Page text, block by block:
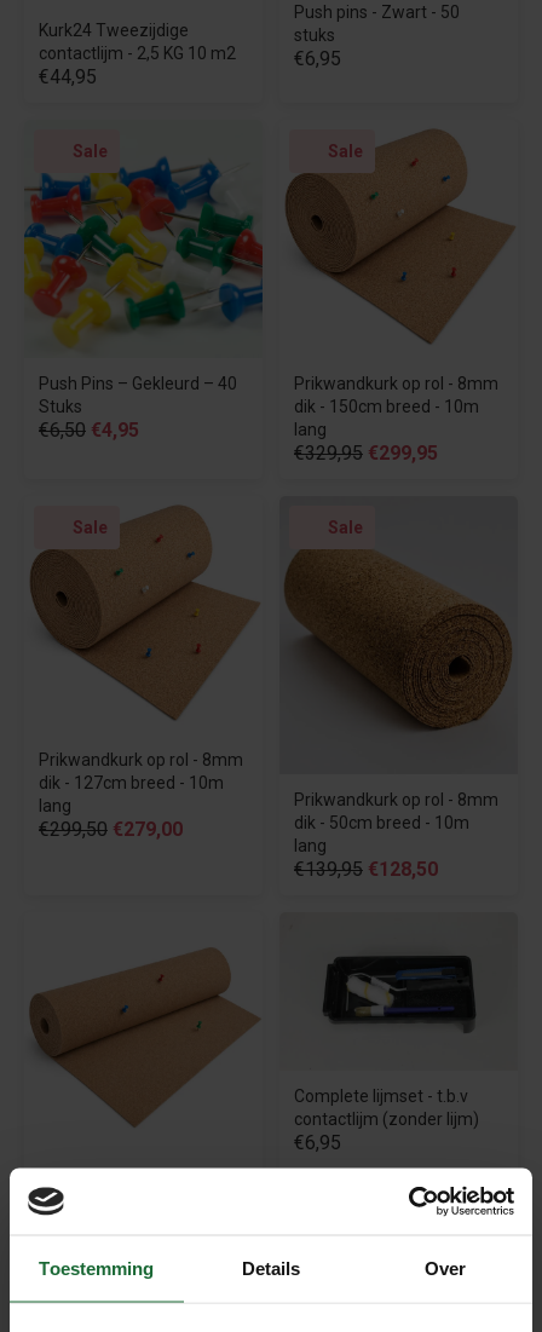
Toestemming Details Over
Kurk24 Tweezijdige
contactlijm - 2,5 KG 10 m2
€44,95
Push pins - Zwart - 50
stuks
€6,95
Sale
Push Pins – Gekleurd – 40
Stuks
€6,50 €4,95
Sale
Prikwandkurk op rol - 8mm
dik - 150cm breed - 10m
lang
€329,95 €299,95
Sale
Prikwandkurk op rol - 8mm
dik - 127cm breed - 10m
lang
€299,50 €279,00
Sale
Prikwandkurk op rol - 8mm
dik - 50cm breed - 10m
lang
€139,95 €128,50
- 8mm dik - 100cm breed
€26,95
Complete lijmset - t.b.v
contactlijm (zonder lijm)
€6,95
Beschrijving